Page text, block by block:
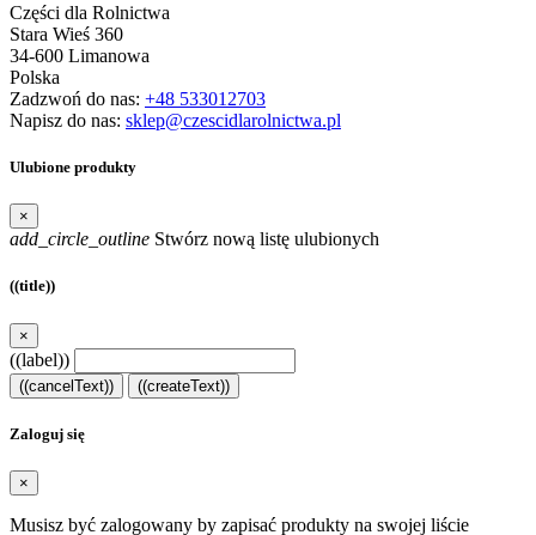
Części dla Rolnictwa
Stara Wieś 360
34-600 Limanowa
Polska
Zadzwoń do nas: +48 533012703
Napisz do nas: sklep@czescidlarolnictwa.pl
Ulubione produkty
×
add_circle_outline Stwórz nową listę ulubionych
((title))
×
((label))
((cancelText)) ((createText))
Zaloguj się
×
Musisz być zalogowany by zapisać produkty na swojej liście